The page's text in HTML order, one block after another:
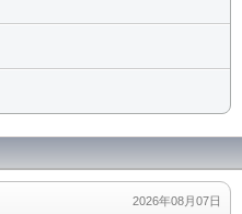
2026年08月07日